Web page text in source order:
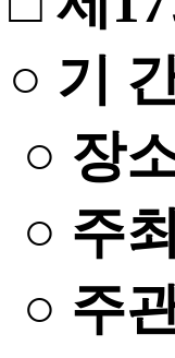
○ 기
○ 장
○ 주
○ 주